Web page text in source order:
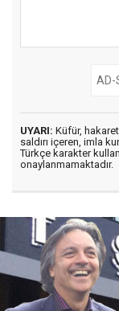
UYARI: Küfür,
saldırı içeren, imla
Türkçe karakter
onaylanmamaktadır.